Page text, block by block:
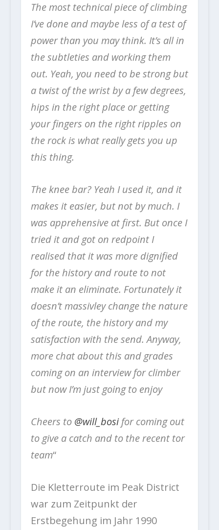
The most technical piece of climbing
I’ve done and maybe less of a test of
power than you may think. It’s all in
the subtleties and working them
out. Yeah, you need to be strong but
a twist of the wrist by a few degrees,
hips in the right place or getting
your fingers on the right ripples on
the rock is what really gets you up
this thing.
The knee bar? Yeah I used it, and it
makes it easier, but not by much. I
was apprehensive at first. But once I
tried it and got on redpoint I
realised that it was more dignified
for the history and route to not
make it an eliminate. Fortunately it
doesn’t massivley change the nature
of the route, the history and my
satisfaction with the send. Anyway,
more chat about this and grades
coming on an interview for climber
but now I’m just going to enjoy
Cheers to @will_bosifor coming out
to give a catch and to the recent tor
team“
Die Kletterroute im Peak District
war zum Zeitpunkt der
Erstbegehung im Jahr 1990